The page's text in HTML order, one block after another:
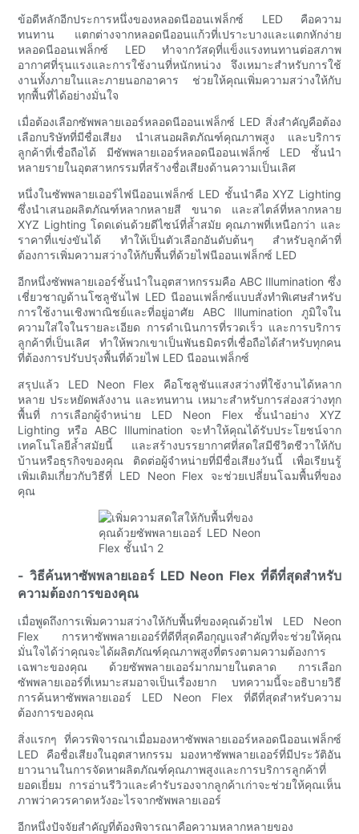
ข้อดีหลักอีกประการหนึ่งของหลอดนีออนเฟล็กซ์ LED คือความ
ทนทาน แตกต่างจากหลอดนีออนแก้วที่เปราะบางและแตกหักง่าย
หลอดนีออนเฟล็กซ์ LED ทำจากวัสดุที่แข็งแรงทนทานต่อสภาพ
อากาศที่รุนแรงและการใช้งานที่หนักหน่วง จึงเหมาะสำหรับการใช้
งานทั้งภายในและภายนอกอาคาร ช่วยให้คุณเพิ่มความสว่างให้กับ
ทุกพื้นที่ได้อย่างมั่นใจ
เมื่อต้องเลือกซัพพลายเออร์หลอดนีออนเฟล็กซ์ LED สิ่งสำคัญคือต้อง
เลือกบริษัทที่มีชื่อเสียง นำเสนอผลิตภัณฑ์คุณภาพสูง และบริการ
ลูกค้าที่เชื่อถือได้ มีซัพพลายเออร์หลอดนีออนเฟล็กซ์ LED ชั้นนำ
หลายรายในอุตสาหกรรมที่สร้างชื่อเสียงด้านความเป็นเลิศ
หนึ่งในซัพพลายเออร์ไฟนีออนเฟล็กซ์ LED ชั้นนำคือ XYZ Lighting
ซึ่งนำเสนอผลิตภัณฑ์หลากหลายสี ขนาด และสไตล์ที่หลากหลาย
XYZ Lighting โดดเด่นด้วยดีไซน์ที่ล้ำสมัย คุณภาพที่เหนือกว่า และ
ราคาที่แข่งขันได้ ทำให้เป็นตัวเลือกอันดับต้นๆ สำหรับลูกค้าที่
ต้องการเพิ่มความสว่างให้กับพื้นที่ด้วยไฟนีออนเฟล็กซ์ LED
อีกหนึ่งซัพพลายเออร์ชั้นนำในอุตสาหกรรมคือ ABC Illumination ซึ่ง
เชี่ยวชาญด้านโซลูชันไฟ LED นีออนเฟล็กซ์แบบสั่งทำพิเศษสำหรับ
การใช้งานเชิงพาณิชย์และที่อยู่อาศัย ABC Illumination ภูมิใจใน
ความใส่ใจในรายละเอียด การดำเนินการที่รวดเร็ว และการบริการ
ลูกค้าที่เป็นเลิศ ทำให้พวกเขาเป็นพันธมิตรที่เชื่อถือได้สำหรับทุกคน
ที่ต้องการปรับปรุงพื้นที่ด้วยไฟ LED นีออนเฟล็กซ์
สรุปแล้ว LED Neon Flex คือโซลูชันแสงสว่างที่ใช้งานได้หลาก
หลาย ประหยัดพลังงาน และทนทาน เหมาะสำหรับการส่องสว่างทุก
พื้นที่ การเลือกผู้จำหน่าย LED Neon Flex ชั้นนำอย่าง XYZ
Lighting หรือ ABC Illumination จะทำให้คุณได้รับประโยชน์จาก
เทคโนโลยีล้ำสมัยนี้ และสร้างบรรยากาศที่สดใสมีชีวิตชีวาให้กับ
บ้านหรือธุรกิจของคุณ ติดต่อผู้จำหน่ายที่มีชื่อเสียงวันนี้ เพื่อเรียนรู้
เพิ่มเติมเกี่ยวกับวิธีที่ LED Neon Flex จะช่วยเปลี่ยนโฉมพื้นที่ของ
คุณ
- วิธีค้นหาซัพพลายเออร์ LED Neon Flex ที่ดีที่สุดสำหรับ
ความต้องการของคุณ
เมื่อพูดถึงการเพิ่มความสว่างให้กับพื้นที่ของคุณด้วยไฟ LED Neon
Flex การหาซัพพลายเออร์ที่ดีที่สุดคือกุญแจสำคัญที่จะช่วยให้คุณ
มั่นใจได้ว่าคุณจะได้ผลิตภัณฑ์คุณภาพสูงที่ตรงตามความต้องการ
เฉพาะของคุณ ด้วยซัพพลายเออร์มากมายในตลาด การเลือก
ซัพพลายเออร์ที่เหมาะสมอาจเป็นเรื่องยาก บทความนี้จะอธิบายวิธี
การค้นหาซัพพลายเออร์ LED Neon Flex ที่ดีที่สุดสำหรับความ
ต้องการของคุณ
สิ่งแรกๆ ที่ควรพิจารณาเมื่อมองหาซัพพลายเออร์หลอดนีออนเฟล็กซ์
LED คือชื่อเสียงในอุตสาหกรรม มองหาซัพพลายเออร์ที่มีประวัติอัน
ยาวนานในการจัดหาผลิตภัณฑ์คุณภาพสูงและการบริการลูกค้าที่
ยอดเยี่ยม การอ่านรีวิวและคำรับรองจากลูกค้าเก่าจะช่วยให้คุณเห็น
ภาพว่าควรคาดหวังอะไรจากซัพพลายเออร์
อีกหนึ่งปัจจัยสำคัญที่ต้องพิจารณาคือความหลากหลายของ